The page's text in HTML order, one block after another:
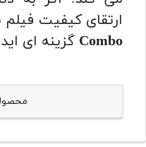
ارتقای کیفیت فیلم
Combo گزینه ای